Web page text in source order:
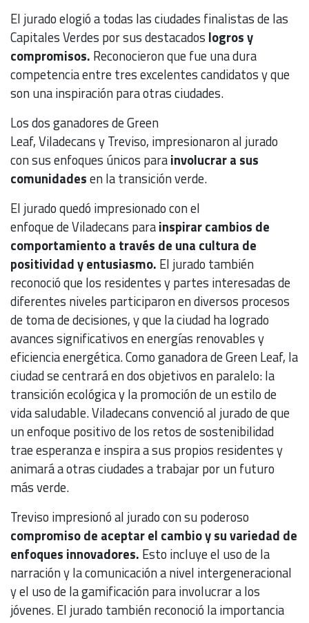
El jurado elogió a todas las ciudades finalistas de las
Capitales Verdes por sus destacados logros y
compromisos. Reconocieron que fue una dura
competencia entre tres excelentes candidatos y que
son una inspiración para otras ciudades.
Los dos ganadores de Green
Leaf, Viladecans y Treviso, impresionaron al jurado
con sus enfoques únicos parainvolucrar a sus
comunidadesen la transición verde.
El jurado quedó impresionado con el
enfoque de Viladecans parainspirar cambios de
comportamiento a través de una cultura de
positividad y entusiasmo. El jurado también
reconoció que los residentes y partes interesadas de
diferentes niveles participaron en diversos procesos
de toma de decisiones, y que la ciudad ha logrado
avances significativos en energías renovables y
eficiencia energética. Como ganadora de Green Leaf, la
ciudad se centrará en dos objetivos en paralelo: la
transición ecológica y la promoción de un estilo de
vida saludable. Viladecans convenció al jurado de que
un enfoque positivo de los retos de sostenibilidad
trae esperanza e inspira a sus propios residentes y
animará a otras ciudades a trabajar por un futuro
más verde.
Treviso impresionó al jurado con su poderoso
compromiso de aceptar el cambio y su variedad de
enfoques innovadores. Esto incluye el uso de la
narración y la comunicación a nivel intergeneracional
y el uso de la gamificación para involucrar a los
jóvenes. El jurado también reconoció la importancia